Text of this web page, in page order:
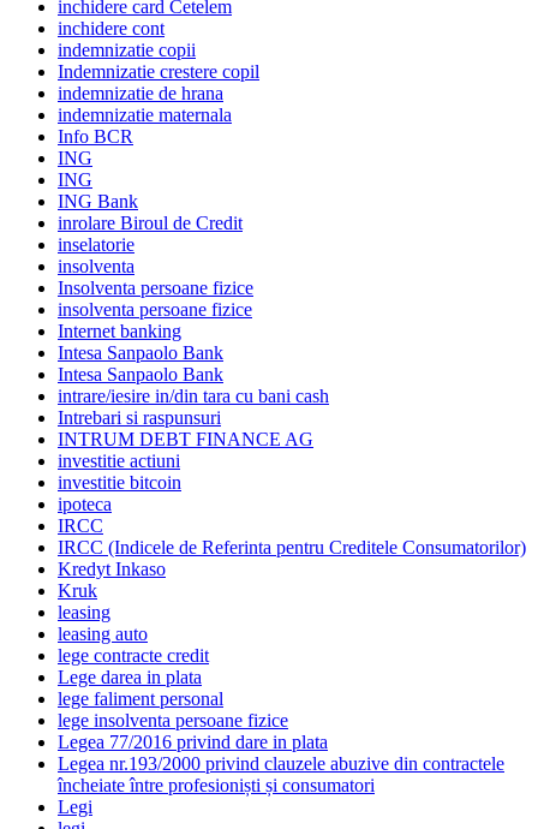
inchidere card Cetelem
inchidere cont
indemnizatie copii
Indemnizatie crestere copil
indemnizatie de hrana
indemnizatie maternala
Info BCR
ING
ING
ING Bank
inrolare Biroul de Credit
inselatorie
insolventa
Insolventa persoane fizice
insolventa persoane fizice
Internet banking
Intesa Sanpaolo Bank
Intesa Sanpaolo Bank
intrare/iesire in/din tara cu bani cash
Intrebari si raspunsuri
INTRUM DEBT FINANCE AG
investitie actiuni
investitie bitcoin
ipoteca
IRCC
IRCC (Indicele de Referinta pentru Creditele Consumatorilor)
Kredyt Inkaso
Kruk
leasing
leasing auto
lege contracte credit
Lege darea in plata
lege faliment personal
lege insolventa persoane fizice
Legea 77/2016 privind dare in plata
Legea nr.193/2000 privind clauzele abuzive din contractele
încheiate între profesioniști și consumatori
Legi